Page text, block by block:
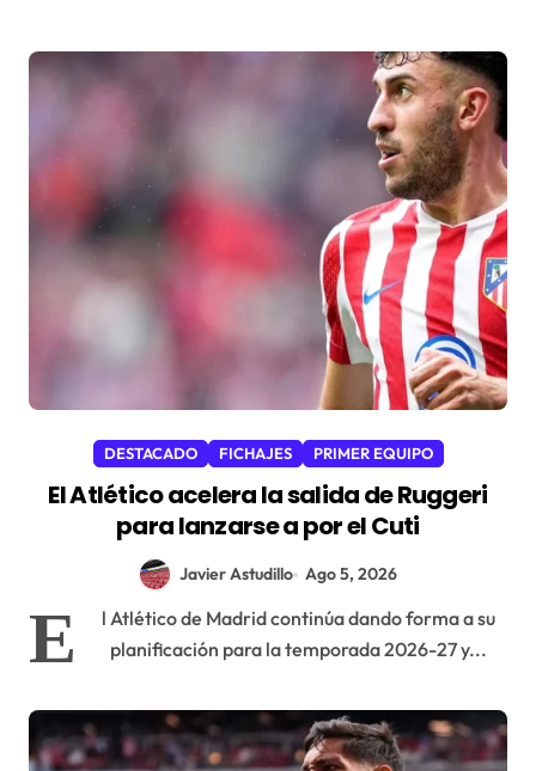
DESTACADO FICHAJES PRIMER EQUIPO
El Atlético acelera la salida de Ruggeri
para lanzarse a por el Cuti
Javier Astudillo Ago 5, 2026
E
l Atlético de Madrid continúa dando forma a su
planificación para la temporada 2026-27 y...